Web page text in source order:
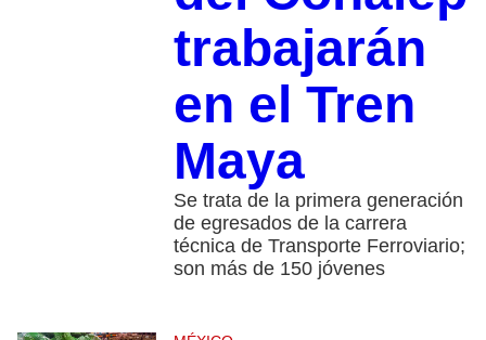
trabajarán
en el Tren
Maya
Se trata de la primera generación
de egresados de la carrera
técnica de Transporte Ferroviario;
son más de 150 jóvenes